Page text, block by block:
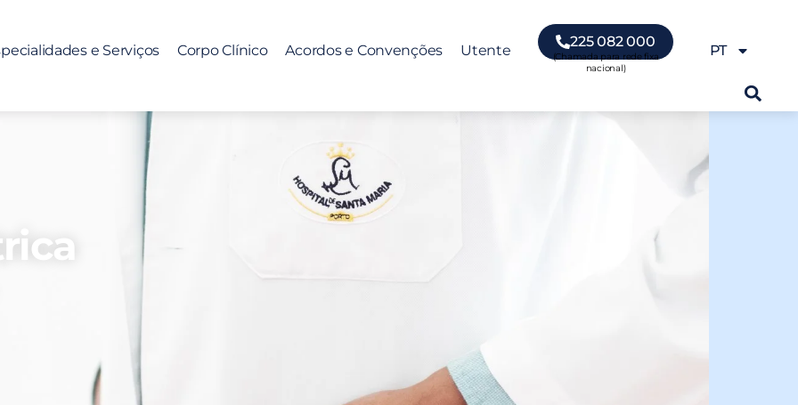
e Serviços Corpo Clínico Acordos e Convenções Utente
225 082 000
PT